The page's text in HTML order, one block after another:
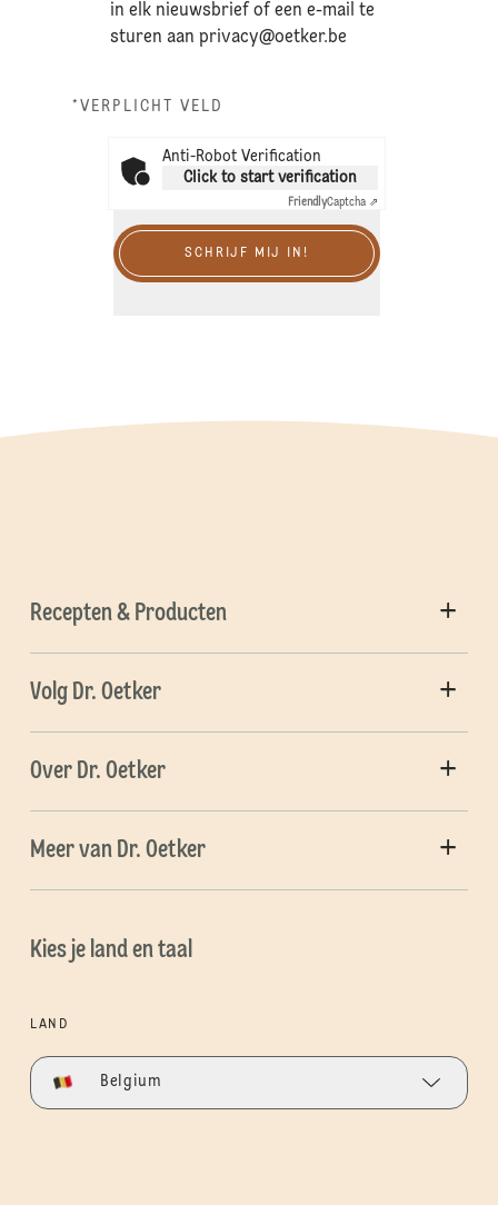
in elk nieuwsbrief of een e-mail te
sturen aanprivacy@oetker.be
*VERPLICHT VELD
Anti-Robot Verification
Click to start verification
FriendlyCaptcha ⇗
SCHRIJF MIJ IN!
Recepten & Producten
Volg Dr. Oetker
Over Dr. Oetker
Meer van Dr. Oetker
Kies je land en taal
LAND
Belgium